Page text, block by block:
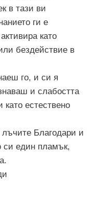
в тази ви
ги е
като
бездействие в
го, и си я
и слабостта
като естествено
Благодари и
си един пламък,